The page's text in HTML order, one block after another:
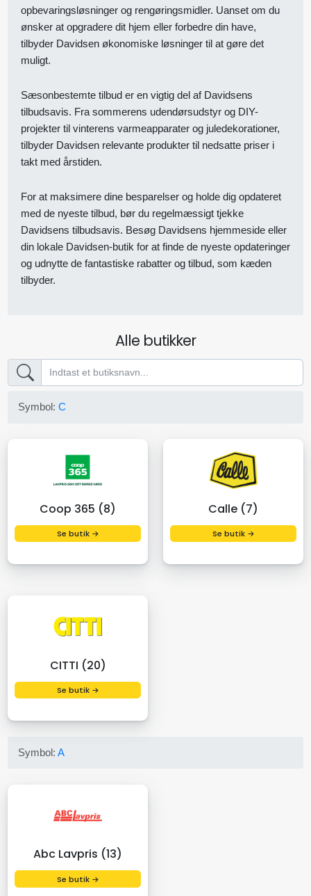
opbevaringsløsninger og rengøringsmidler. Uanset om du
ønsker at opgradere dit hjem eller forbedre din have,
tilbyder Davidsen økonomiske løsninger til at gøre det
muligt.
Sæsonbestemte tilbud er en vigtig del af Davidsens
tilbudsavis. Fra sommerens udendørsudstyr og DIY-
projekter til vinterens varmeapparater og juledekorationer,
tilbyder Davidsen relevante produkter til nedsatte priser i
takt med årstiden.
For at maksimere dine besparelser og holde dig opdateret
med de nyeste tilbud, bør du regelmæssigt tjekke
Davidsens tilbudsavis. Besøg Davidsens hjemmeside eller
din lokale Davidsen-butik for at finde de nyeste opdateringer
og udnytte de fantastiske rabatter og tilbud, som kæden
tilbyder.
Alle butikker
Symbol:C
Coop 365 (8)
Se butik →
Calle (7)
Se butik →
CITTI (20)
Se butik →
Symbol:A
Abc Lavpris (13)
Se butik →